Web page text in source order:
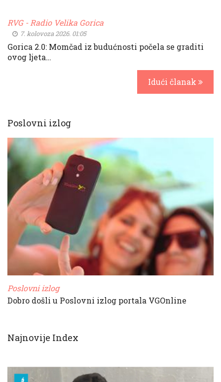
RVG - Radio Velika Gorica
7. kolovoza 2026. 01:05
Gorica 2.0: Momčad iz budućnosti počela se graditi
ovog ljeta…
Idući članak
Poslovni izlog
Poslovni izlog
Dobro došli u Poslovni izlog portala VGOnline
Najnovije Index